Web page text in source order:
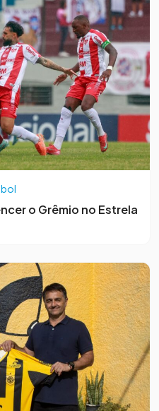
o Grêmio no Estrela